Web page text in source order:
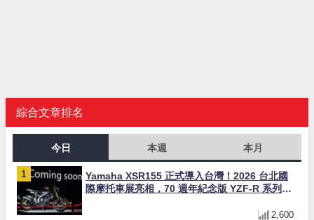
綜合文章排名
今日 本週 本月
Yamaha XSR155 正式導入台灣！2026 台北國
際摩托車展亮相，70 週年紀念版 YZF-R 系列限
2,600